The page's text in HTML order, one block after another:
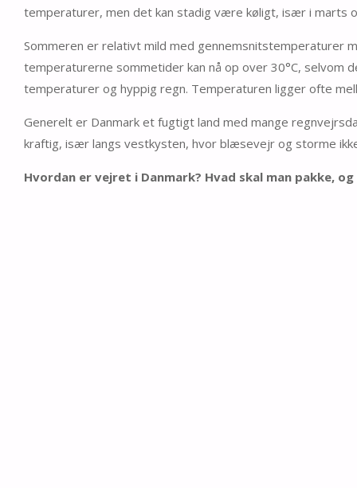
temperaturer, men det kan stadig være køligt, især i marts
Sommeren er relativt mild med gennemsnitstemperaturer
temperaturerne sommetider kan nå op over 30°C,
temperaturer og hyppig regn. Temperaturen ligger ofte
Generelt er Danmark et fugtigt land med mange
kraftig, især langs vestkysten, hvor blæsevejr og storme
Hvordan er vejret i Danmark? Hvad skal man pakke,